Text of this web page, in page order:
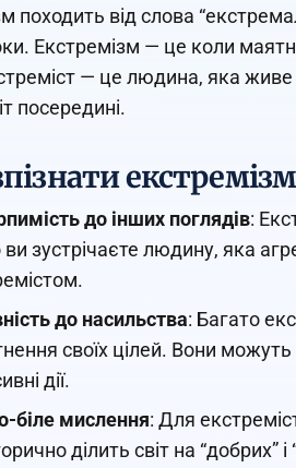
походить від слова
Екстремізм — це коли
— це людина, яка
посередині.
до інших поглядів:
зустрічаєте людину, яка
до насильства: Багато
своїх цілей. Вони
дії.
біле мислення: Для
ділить світ на